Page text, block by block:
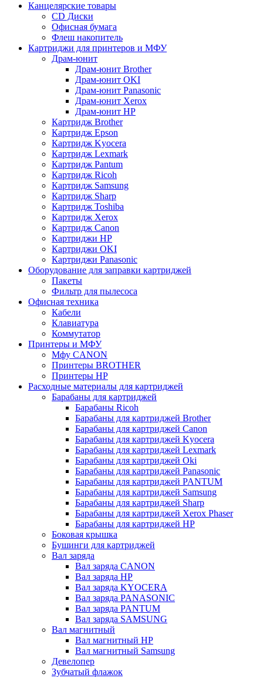
Канцелярские товары
CD Диски
Офисная бумага
Флеш накопитель
Картриджи для принтеров и МФУ
Драм-юнит
Драм-юнит Brother
Драм-юнит OKI
Драм-юнит Panasonic
Драм-юнит Xerox
Драм-юнит НР
Картридж Brother
Картридж Epson
Картридж Kyocera
Картридж Lexmark
Картридж Pantum
Картридж Ricoh
Картридж Samsung
Картридж Sharp
Картридж Toshiba
Картридж Xerox
Картридж Сanon
Картриджи HP
Картриджи OKI
Картриджи Panasonic
Оборудование для заправки картриджей
Пакеты
Фильтр для пылесоса
Офисная техника
Кабели
Клавиатура
Коммутатор
Принтеры и МФУ
Мфу CANON
Принтеры BROTHER
Принтеры HP
Расходные материалы для картриджей
Барабаны для картриджей
Барабаны Ricoh
Барабаны для картриджей Brother
Барабаны для картриджей Canon
Барабаны для картриджей Kyocera
Барабаны для картриджей Lexmark
Барабаны для картриджей Oki
Барабаны для картриджей Panasonic
Барабаны для картриджей PANTUM
Барабаны для картриджей Samsung
Барабаны для картриджей Sharp
Барабаны для картриджей Xerox Phaser
Барабаны для картриджей НР
Боковая крышка
Бушинги для картриджей
Вал заряда
Вал заряда CANON
Вал заряда HP
Вал заряда KYOCERA
Вал заряда PANASONIC
Вал заряда PANTUM
Вал заряда SAMSUNG
Вал магнитный
Вал магнитный HP
Вал магнитный Samsung
Девелопер
Зубчатый флажок